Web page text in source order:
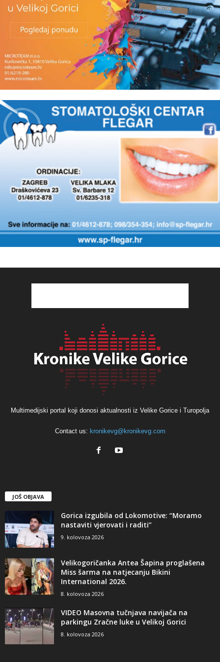
Multimedijski portal koji donosi aktualnosti iz Velike Gorice i Turopolja
Contact us: kronikevg@kronikevg.com
JOŠ OBJAVA
Gorica izgubila od Lokomotive: “Moramo
nastaviti vjerovati i raditi”
9. kolovoza 2026
Velikogoričanka Antea Šapina proglašena
Miss šarma na natjecanju Bikini
International 2026.
8. kolovoza 2026
VIDEO Masovna tučnjava navijača na
parkingu Zračne luke u Velikoj Gorici
8. kolovoza 2026